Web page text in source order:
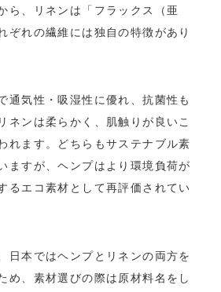
ら、リネンは「フラックス（亜
ぞれの繊維には独自の特徴があり
通気性・吸湿性に優れ、抗菌性も
ネンは柔らかく、肌触りが良いこ
れます。どちらもサステナブル素
ますが、ヘンプはより環境負荷が
るエコ素材として再評価されてい
日本ではヘンプとリネンの両方を
め、素材選びの際は原材料名をし